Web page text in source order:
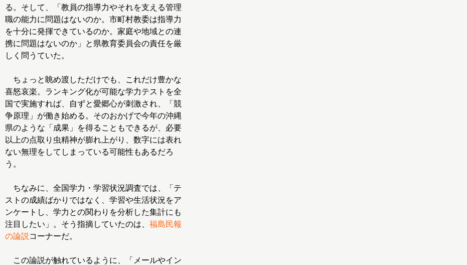
る。そして、「教員の指導力やそれを支える管理
職の能力に問題はないのか。市町村教委は指導力
を十分に発揮できているのか。家庭や地域との連
携に問題はないのか」と県教育委員会の責任を厳
しく問うていた。
ちょっと眺め渡しただけでも、これだけ豊かな
喜怒哀楽。ランキング化が可能な学力テストを全
国で実施すれば、自ずと愛郷心が刺激され、「競
争原理」が働き始める。そのおかげで今年の沖縄
県のような「成果」を得ることもできるが、必要
以上の点取り虫精神が膨れ上がり、数字には表れ
ない無理をしてしまっている可能性もあるだろ
う。
ちなみに、全国学力・学習状況調査では、「テ
ストの成績ばかりではなく、学習や生活状況をア
ンケートし、学力との関わりを分析した集計にも
注目したい」。そう指摘していたのは、 福島民報
の論説 コーナーだ。
この論説が触れているように、「メールやイン